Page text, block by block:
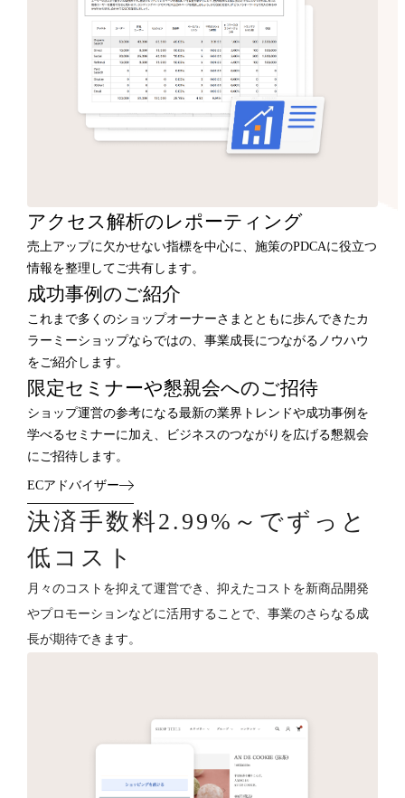
アクセス解析のレポーティング
売上アップに欠かせない指標を中心に、施策のPDCAに役立つ
情報を整理してご共有します。
成功事例のご紹介
これまで多くのショップオーナーさまとともに歩んできたカ
ラーミーショップならではの、事業成長につながるノウハウ
をご紹介します。
限定セミナーや懇親会へのご招待
ショップ運営の参考になる最新の業界トレンドや成功事例を
学べるセミナーに加え、ビジネスのつながりを広げる懇親会
にご招待します。
ECアドバイザー
決済手数料2.99%～でずっと
低コスト
月々のコストを抑えて運営でき、抑えたコストを新商品開発
やプロモーションなどに活用することで、事業のさらなる成
長が期待できます。